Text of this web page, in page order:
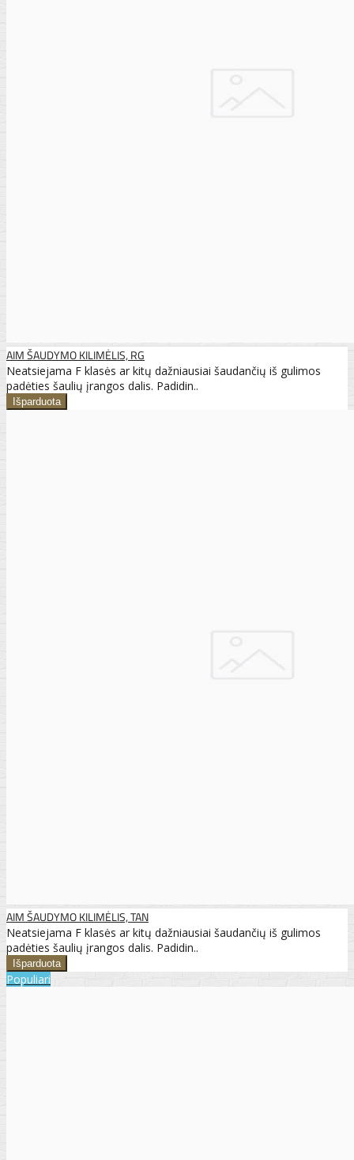
AIM ŠAUDYMO KILIMĖLIS, RG
Neatsiejama F klasės ar kitų dažniausiai šaudančių iš gulimos
padėties šaulių įrangos dalis. Padidin..
AIM ŠAUDYMO KILIMĖLIS, TAN
Neatsiejama F klasės ar kitų dažniausiai šaudančių iš gulimos
padėties šaulių įrangos dalis. Padidin..
Populiari